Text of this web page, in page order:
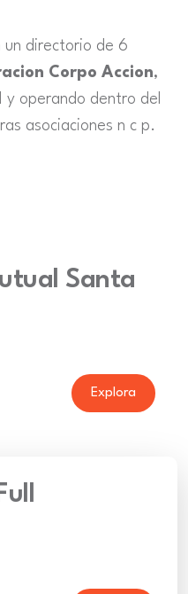
un directorio de 6
Corpo Accion,
y operando dentro del
asociaciones n c p.
Santa
Explora